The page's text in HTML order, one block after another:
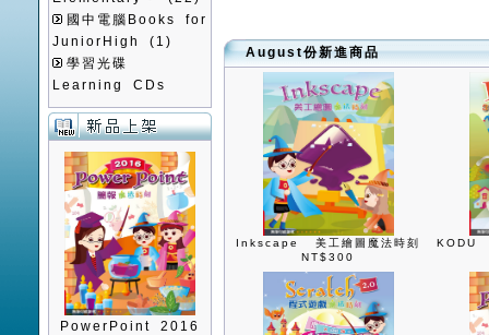
國中電腦Books for
JuniorHigh
(1)
學習光碟
Learning CDs
PowerPoint 2016
August份新進商品
Inkscape 美工繪圖魔法時刻
NT$300
KODU